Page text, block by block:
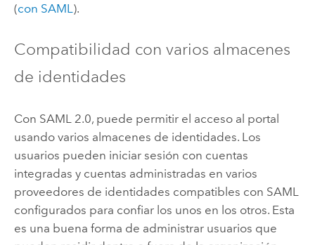
(con SAML ).
Compatibilidad con varios almacenes
de identidades
Con SAML 2.0, puede permitir el acceso al portal
usando varios almacenes de identidades. Los
usuarios pueden iniciar sesión con cuentas
integradas y cuentas administradas en varios
proveedores de identidades compatibles con SAML
configurados para confiar los unos en los otros. Esta
es una buena forma de administrar usuarios que